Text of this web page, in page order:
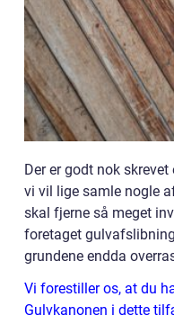
Der er godt nok
vi vil lige samle nogle
skal fjerne så meget
foretaget
grundene endda
Vi forestiller os, at du
Gulvkanonen i dette